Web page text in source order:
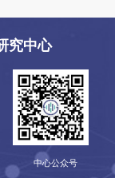
中心公众号
究中心